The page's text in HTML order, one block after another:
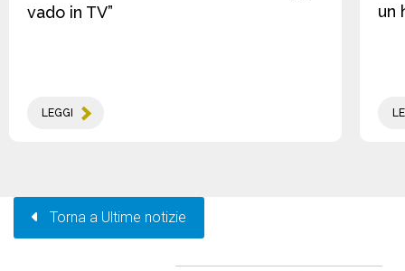
vado in TV”
LEGGI
un
Torna a Ultime notizie